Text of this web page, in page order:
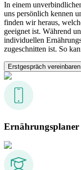
In einem
uns persönlich kennen
finden wir heraus,
geeignet ist. Während
individuellen
zugeschnitten ist. So
Erstgespräch vereinbaren
Ernährungsplaner